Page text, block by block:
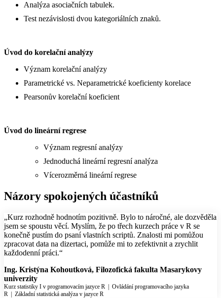
Analýza asociačních tabulek.
Test nezávislosti dvou kategoriálních znaků.
Úvod do korelační analýzy
Význam korelační analýzy
Parametrické vs. Neparametrické koeficienty korelace
Pearsonův korelační koeficient
Úvod do lineární regrese
Význam regresní analýzy
Jednoduchá lineární regresní analýza
Vícerozměrná lineární regrese
Názory spokojených účastníků
„Kurz rozhodně hodnotím pozitivně. Bylo to náročné, ale dozvěděla
jsem se spoustu věcí. Myslím, že po třech kurzech práce v R se
konečně pustím do psaní vlastních scriptů. Znalosti mi pomůžou
zpracovat data na dizertaci, pomůže mi to zefektivnit a zrychlit
každodenní práci.“
Ing. Kristýna Kohoutková, Filozofická fakulta Masarykovy
univerzity
Kurz statistiky I v programovacím jazyce R | Ovládání programovacího jazyka
R | Základní statistická analýza v jazyce R